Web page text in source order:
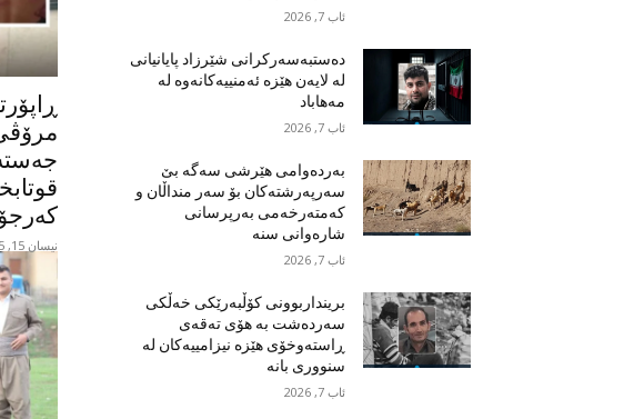
نیسان 15, 2025
ئاب 7, 2026
دەستبەسەرکرانی شێرزاد پایانیانی
لە لایەن هێزە ئەمنییەکانەوە لە
مەهاباد
ئاب 7, 2026
بەردەوامی هێرشی سەگە بێ
سەرپەرشتەکان بۆ سەر منداڵان و
کەمتەرخەمی بەرپرسانی
شارەوانی سنە
ئاب 7, 2026
برینداربوونی کۆڵبەرێکی خەڵکی
سەردەشت بە هۆی تەقەی
ڕاستەوخۆی هێزە نیزامییەکان لە
سنووری بانە
ئاب 7, 2026